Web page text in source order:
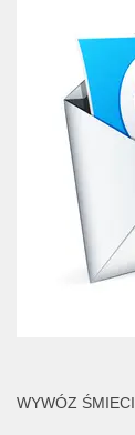
WYWÓZ ŚMIECI